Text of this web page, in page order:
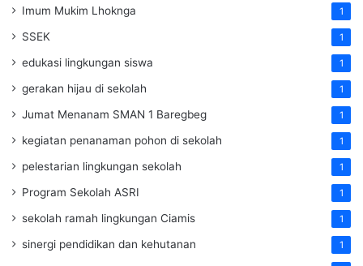
Imum Mukim Lhoknga 1
SSEK 1
edukasi lingkungan siswa 1
gerakan hijau di sekolah 1
Jumat Menanam SMAN 1 Baregbeg 1
kegiatan penanaman pohon di sekolah 1
pelestarian lingkungan sekolah 1
Program Sekolah ASRI 1
sekolah ramah lingkungan Ciamis 1
sinergi pendidikan dan kehutanan 1